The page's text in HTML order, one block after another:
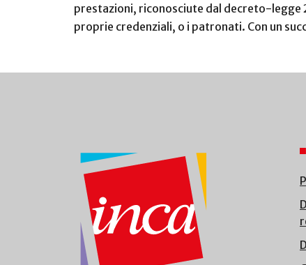
prestazioni, riconosciute dal decreto-legge
proprie credenziali, o i patronati. Con un